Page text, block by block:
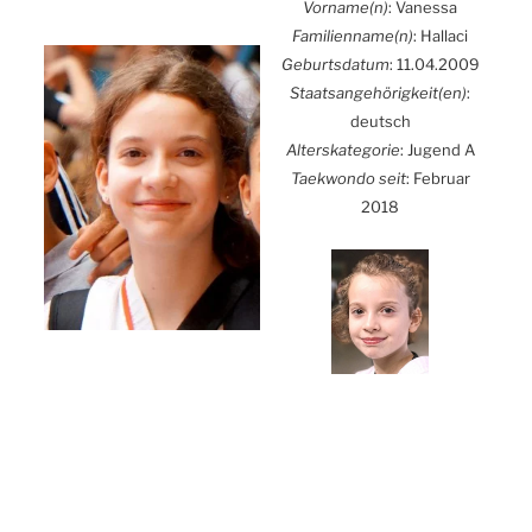
Vorname(n): Vanes­sa
Familienname(n): Hall­a­ci
Geburts­da­tum: 11.04.2009
Staatsangehörigkeit(en):
deutsch
Alters­ka­te­go­rie: Jugend A
Tae­kwon­do seit: Febru­ar
2018